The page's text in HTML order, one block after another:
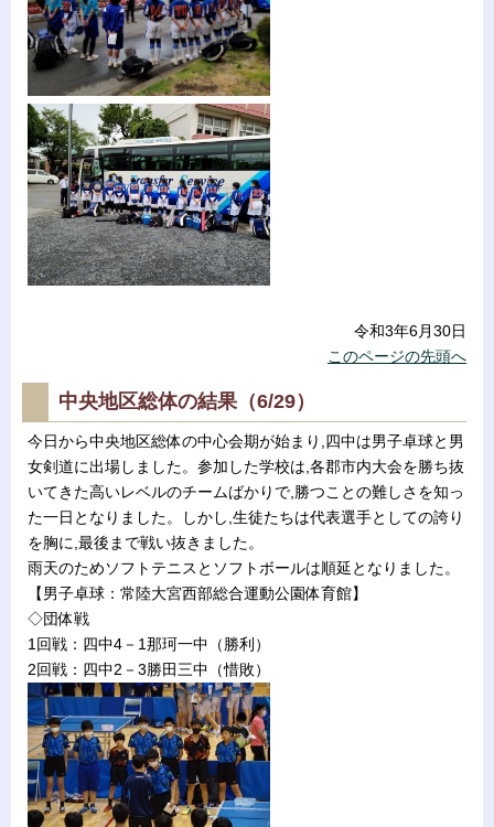
令和3年6月30日
このページの先頭へ
中央地区総体の結果（6/29）
今日から中央地区総体の中心会期が始まり,四中は男子卓球と男
女剣道に出場しました。参加した学校は,各郡市内大会を勝ち抜
いてきた高いレベルのチームばかりで,勝つことの難しさを知っ
た一日となりました。しかし,生徒たちは代表選手としての誇り
を胸に,最後まで戦い抜きました。
雨天のためソフトテニスとソフトボールは順延となりました。
【男子卓球：常陸大宮西部総合運動公園体育館】
◇団体戦
1回戦：四中4－1那珂一中（勝利）
2回戦：四中2－3勝田三中（惜敗）